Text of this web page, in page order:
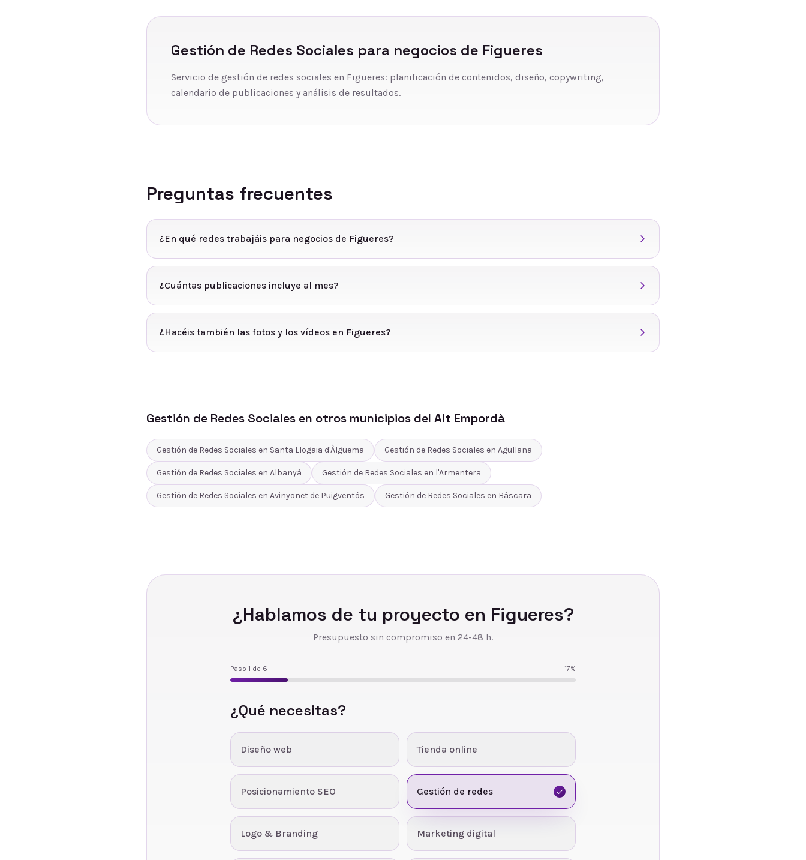
Gestión de Redes Sociales para negocios de Figueres
Servicio de gestión de redes sociales en Figueres: planificación de contenidos, diseño, copywriting,
calendario de publicaciones y análisis de resultados.
Preguntas frecuentes
¿En qué redes trabajáis para negocios de Figueres?
¿Cuántas publicaciones incluye al mes?
¿Hacéis también las fotos y los vídeos en Figueres?
Gestión de Redes Sociales en otros municipios del Alt Empordà
Gestión de Redes Sociales en Santa Llogaia d'Àlguema Gestión de Redes Sociales en Agullana
Gestión de Redes Sociales en Albanyà Gestión de Redes Sociales en l'Armentera
Gestión de Redes Sociales en Avinyonet de Puigventós Gestión de Redes Sociales en Bàscara
¿Hablamos de tu proyecto en Figueres?
Presupuesto sin compromiso en 24-48 h.
Paso 1 de 6 17%
¿Qué necesitas?
Diseño web Tienda online
Posicionamiento SEO Gestión de redes
Logo & Branding Marketing digital